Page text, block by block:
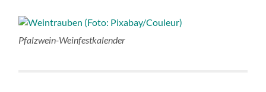
Pfalzwein-Weinfestkalender